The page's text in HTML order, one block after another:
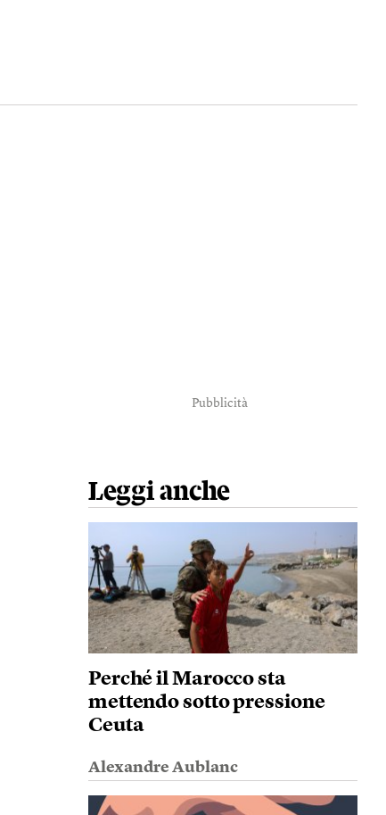
Pubblicità
Leggi anche
Perché il Marocco sta
mettendo sotto pressione
Ceuta
Alexandre Aublanc